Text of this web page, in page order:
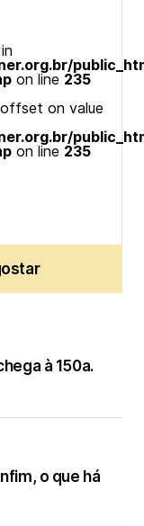
on line 235
on value
on line 235
à 150a.
o que há